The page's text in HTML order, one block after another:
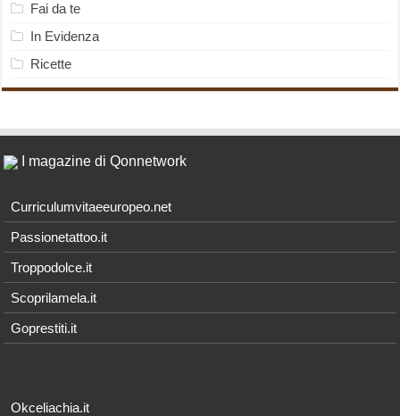
Fai da te
In Evidenza
Ricette
I magazine di Qonnetwork
Curriculumvitaeeuropeo.net
Passionetattoo.it
Troppodolce.it
Scoprilamela.it
Goprestiti.it
Okceliachia.it